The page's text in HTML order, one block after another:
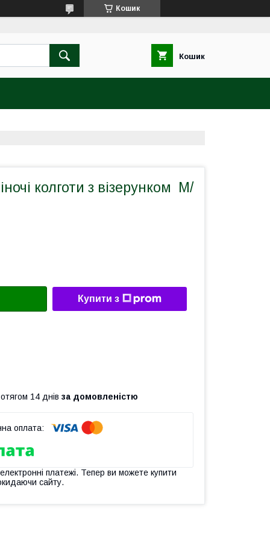
Кошик
Кошик
колготи з візерунком М/
Купити з
14 днів за домовленістю
платежі. Тепер ви можете купити
сайту.